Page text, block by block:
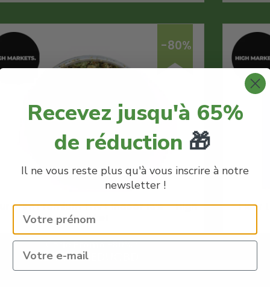
-80%
Trim Premium THV+ Indoor 16% – High
Market
Code Promo -80% :
LACREMEDUCBD
Fleur
Recevez jusqu'à 65%
de réduction 🎁
Il ne vous reste plus qu'à vous inscrire à notre
newsletter !